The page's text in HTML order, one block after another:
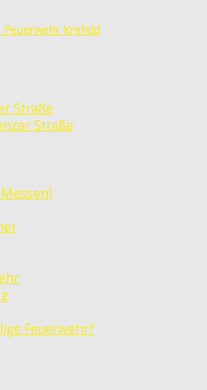
Feuerwehr Krefeld
Straße
Straße
Feuerwehr?